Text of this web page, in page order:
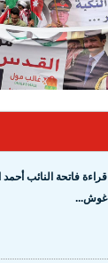
قراءة فاتحة النائب
غوش...